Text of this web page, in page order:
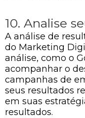
10. Analise
A análise de
do Marketing
análise, como o
acompanhar o
campanhas de
seus resultados
em suas
resultados.